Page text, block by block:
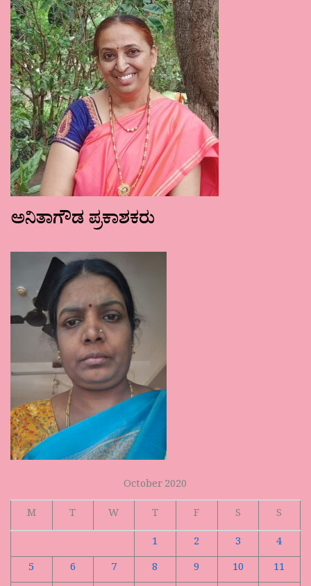
ಅನಿತಾಗೌಡ ಪ್ರಕಾಶಕರು
October 2020
M
T W T F S
S
1
2 3
4
5
6 7 8 9 10
11